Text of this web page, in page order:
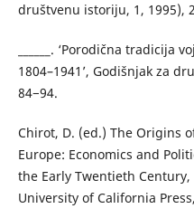
društvenu istoriju, 1, 1995),
______. ‘Porodična
1804–1941’, Godišnjak za
84−94.
Chirot, D. (ed.) The Origins
Europe: Economics and
the Early Twentieth
University of California